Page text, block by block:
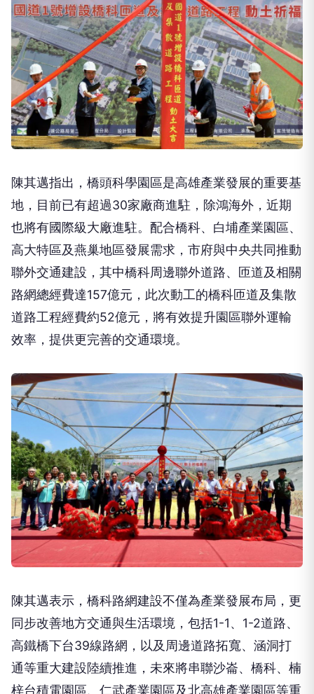
陳其邁指出，橋頭科學園區是高雄產業發展的重要基
地，目前已有超過30家廠商進駐，除鴻海外，近期
也將有國際級大廠進駐。配合橋科、白埔產業園區、
高大特區及燕巢地區發展需求，市府與中央共同推動
聯外交通建設，其中橋科周邊聯外道路、匝道及相關
路網總經費達157億元，此次動工的橋科匝道及集散
道路工程經費約52億元，將有效提升園區聯外運輸
效率，提供更完善的交通環境。
陳其邁表示，橋科路網建設不僅為產業發展布局，更
同步改善地方交通與生活環境，包括1-1、1-2道路、
高鐵橋下台39線路網，以及周邊道路拓寬、涵洞打
通等重大建設陸續推進，未來將串聯沙崙、橋科、楠
梓台積電園區、仁武產業園區及北高雄產業園區等重